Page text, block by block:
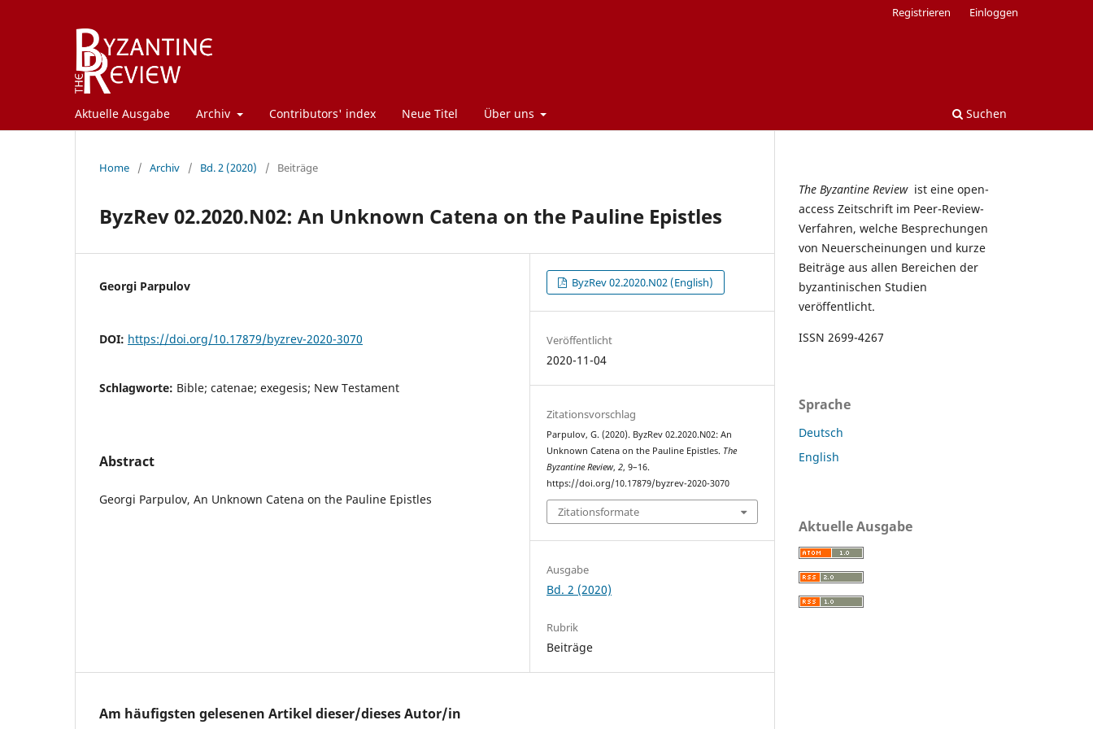
Aktuelle Ausgabe Archiv Contributors' index Neue Titel Über uns Suchen
Registrieren Einloggen
Home / Archiv / Bd. 2 (2020) / Beiträge
ByzRev 02.2020.N02: An Unknown Catena on the Pauline Epistles
Georgi Parpulov
DOI: https://doi.org/10.17879/byzrev-2020-3070
Schlagworte: Bible; catenae; exegesis; New Testament
Abstract
Georgi Parpulov, An Unknown Catena on the Pauline Epistles
ByzRev 02.2020.N02 (English)
Veröffentlicht
2020-11-04
Zitationsvorschlag
Parpulov, G. (2020). ByzRev 02.2020.N02: An
Unknown Catena on the Pauline Epistles. The
Byzantine Review,2, 9–16.
https://doi.org/10.17879/byzrev-2020-3070
Zitationsformate
Ausgabe
Bd. 2 (2020)
Rubrik
Beiträge
Am häufigsten gelesenen Artikel dieser/dieses Autor/in
The Byzantine Reviewist eine open-
access Zeitschrift im Peer-Review-
Verfahren, welche Besprechungen
von Neuerscheinungen und kurze
Beiträge aus allen Bereichen der
byzantinischen Studien
veröffentlicht.
ISSN 2699-4267
Sprache
Deutsch
English
Aktuelle Ausgabe